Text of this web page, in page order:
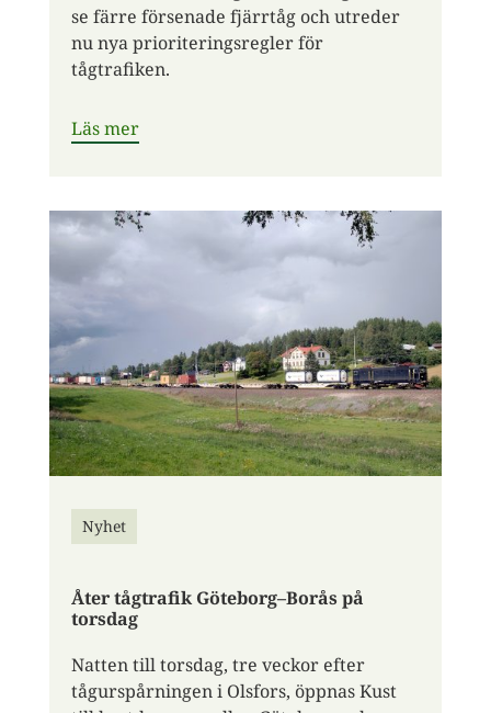
se färre försenade fjärrtåg och utreder
nu nya prioriteringsregler för
tågtrafiken.
Läs mer
Nyhet
Åter tågtrafik Göteborg–Borås på
torsdag
Natten till torsdag, tre veckor efter
tågurspårningen i Olsfors, öppnas Kust